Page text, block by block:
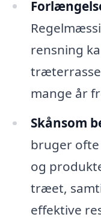
rensning
mange år
Skånsom
bruger
og
træet,
effektive